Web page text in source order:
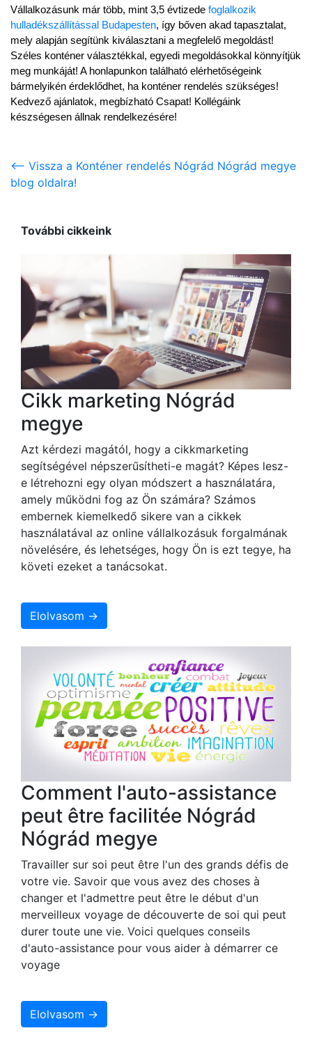
Vállalkozásunk már több, mint 3,5 évtizede foglalkozik
hulladékszállítással Budapesten, így bőven akad tapasztalat,
mely alapján segítünk kiválasztani a megfelelő megoldást!
Széles konténer választékkal, egyedi megoldásokkal könnyítjük
meg munkáját! A honlapunkon található elérhetőségeink
bármelyikén érdeklődhet, ha konténer rendelés szükséges!
Kedvező ajánlatok, megbízható Csapat! Kollégáink
készségesen állnak rendelkezésére!
<-- Vissza a Konténer rendelés Nógrád Nógrád megye
blog oldalra!
További cikkeink
Cikk marketing Nógrád
megye
Azt kérdezi magától, hogy a cikkmarketing
segítségével népszerűsítheti-e magát? Képes lesz-
e létrehozni egy olyan módszert a használatára,
amely működni fog az Ön számára? Számos
embernek kiemelkedő sikere van a cikkek
használatával az online vállalkozásuk forgalmának
növelésére, és lehetséges, hogy Ön is ezt tegye, ha
követi ezeket a tanácsokat.
Elolvasom →
Comment l'auto-assistance
peut être facilitée Nógrád
Nógrád megye
Travailler sur soi peut être l'un des grands défis de
votre vie. Savoir que vous avez des choses à
changer et l'admettre peut être le début d'un
merveilleux voyage de découverte de soi qui peut
durer toute une vie. Voici quelques conseils
d'auto-assistance pour vous aider à démarrer ce
voyage
Elolvasom →